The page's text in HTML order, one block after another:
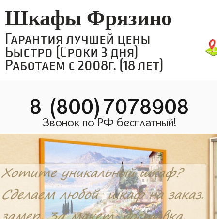
Шкафы Фрязино
Гарантия лучшей цены
Быстро (Сроки 3 дня)
Работаем с 2008г. (18 лет)
8 (800)7078908
Звонок по РФ бесплатный!